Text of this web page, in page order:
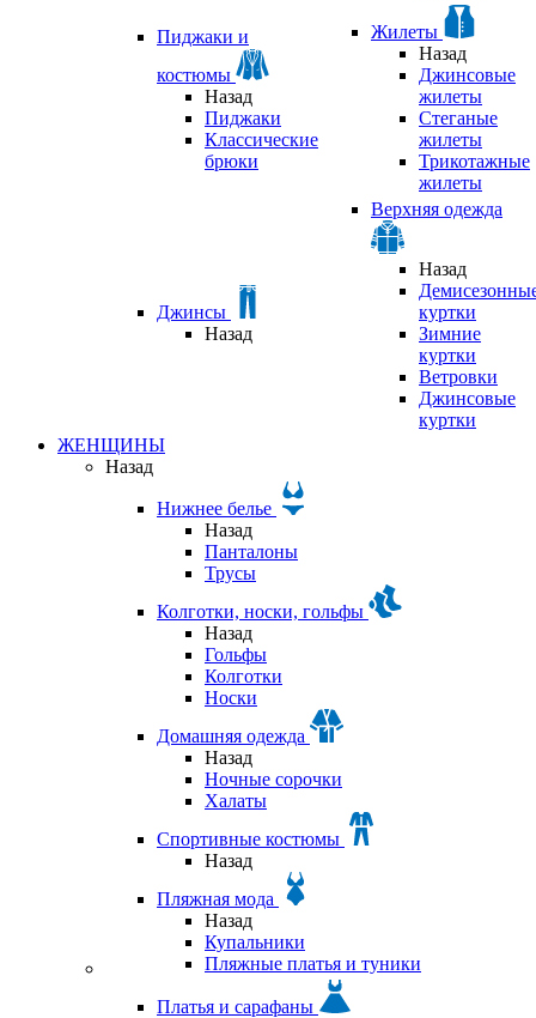
Пиджаки и
костюмы
Назад
Пиджаки
Классические
брюки
Жилеты
Назад
Джинсовые
жилеты
Стеганые
жилеты
Трикотажные
жилеты
Джинсы
Назад
Верхняя одежда
Назад
куртки
Зимние
куртки
Ветровки
Джинсовые
куртки
ЖЕНЩИНЫ
Назад
Нижнее белье
Назад
Панталоны
Трусы
Колготки, носки, гольфы
Назад
Гольфы
Колготки
Носки
Домашняя одежда
Назад
Ночные сорочки
Халаты
Спортивные костюмы
Назад
Пляжная мода
Назад
Купальники
Пляжные платья и туники
Платья и сарафаны